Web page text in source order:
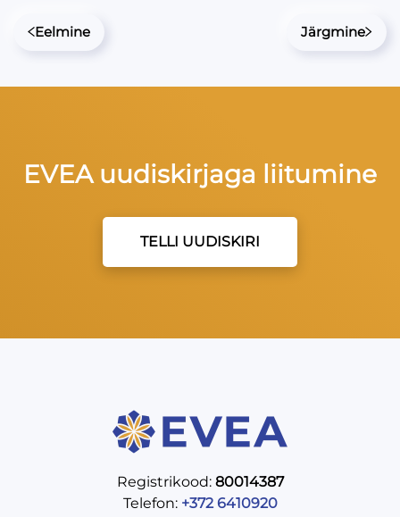
Eelmine Järgmine
EVEA uudiskirjaga liitumine
TELLI UUDISKIRI
Registrikood: 80014387
Telefon: +372 6410920